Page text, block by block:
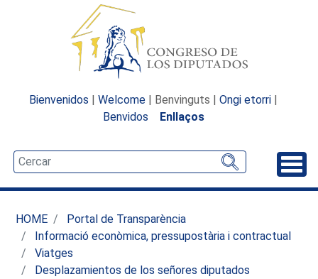
Bienvenidos | Welcome | Benvinguts | Ongi etorri |
Benvidos
Enllaços
HOME
Portal de Transparència
Informació econòmica, pressupostària i contractual
Viatges
Desplazamientos de los señores diputados